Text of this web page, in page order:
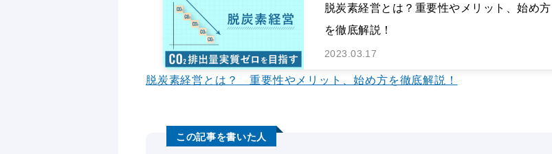
脱炭素経営とは？重要性やメリット、始め方
を徹底解説！
2023.03.17
脱炭素経営とは？ 重要性やメリット、始め方を徹底解説！